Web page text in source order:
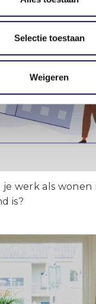
Selectie toestaan
Weigeren
van bed
je werk als wonen
is?